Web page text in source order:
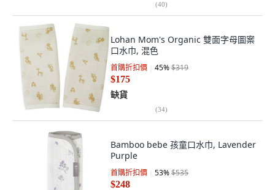
(40)
Lohan Mom's Organic 雙面字母圖案
口水巾, 混色
首購折扣價 45%$319
$175
缺貨
(34)
Bamboo bebe 孩童口水巾, Lavender
Purple
首購折扣價 53%$535
$248